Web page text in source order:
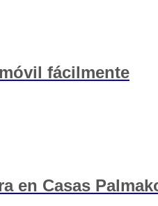
fácilmente
en Casas